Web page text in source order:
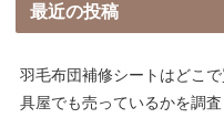
最近の投稿
羽毛布団補修シートはどこ
具屋でも売っているかを調